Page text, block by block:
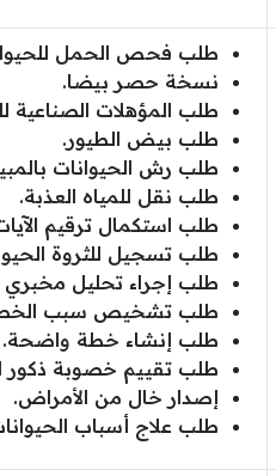
طلب فحص الحمل
نسخة حصر بيضا.
طلب المؤهلات الصناعية
طلب بيض الطيور.
طلب رش الحيوانات
طلب نقل للمياه العذبة.
طلب استكمال ترقيم
طلب تسجيل للثروة
طلب إجراء تحليل مخبري
طلب تشخيص سبب
طلب إنشاء خطة واضحة.
طلب تقييم خصوبة ذكور
إصدار خال من الأمراض.
طلب علاج أسباب